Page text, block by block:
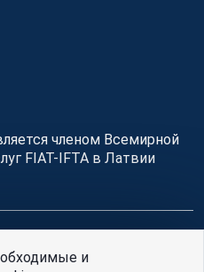
членом Всемирной
FIAT-IFTA в Латвии
pr3-g
и